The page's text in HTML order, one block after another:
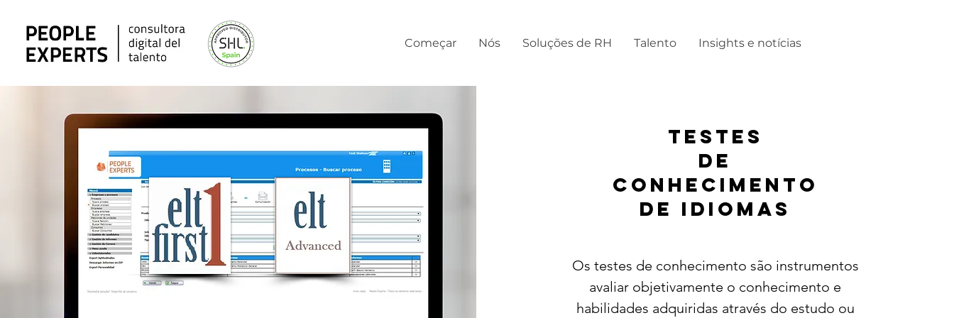
Começar Nós Soluções de RH Talento Insights e notícias
TESTES
DE
CONHECIMENTO
DE IDIOMAS
Os testes de conhecimento são instrumentos
avaliar objetivamente o conhecimento e
habilidades adquiridas através do estudo ou